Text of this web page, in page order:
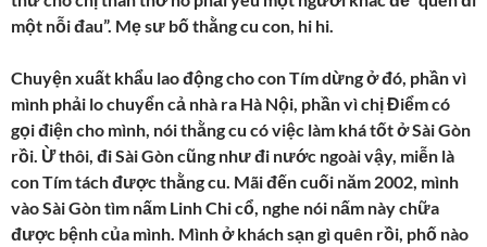
một nỗi đau”. Mẹ sư bố thằng cu con, hi hi.
Chuyện xuất khẩu lao động cho con Tím dừng ở đó, phần vì
mình phải lo chuyển cả nhà ra Hà Nội, phần vì chị Điểm có
gọi điện cho mình, nói thằng cu có việc làm khá tốt ở Sài Gòn
rồi. Ừ thôi, đi Sài Gòn cũng như đi nước ngoài vậy, miễn là
con Tím tách được thằng cu. Mãi đến cuối năm 2002, mình
vào Sài Gòn tìm nấm Linh Chi cổ, nghe nói nấm này chữa
được bệnh của mình. Mình ở khách sạn gì quên rồi, phố nào